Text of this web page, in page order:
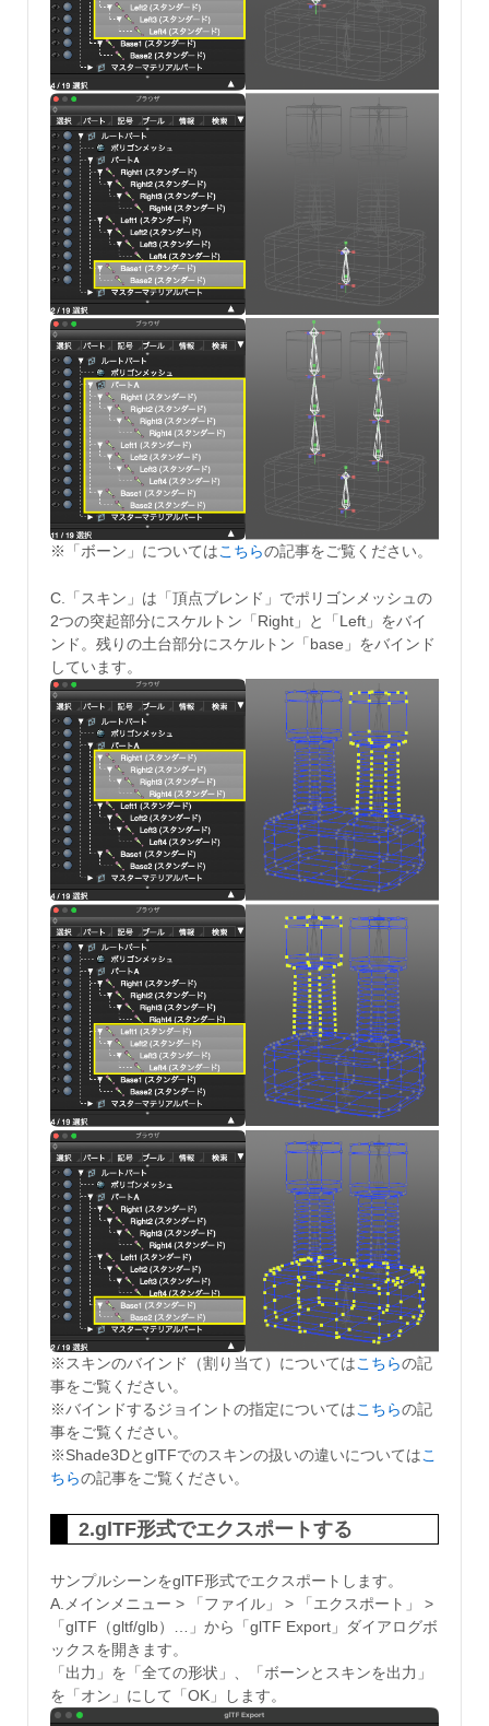
※「ボーン」についてはこちらの記事をご覧ください。
C.「スキン」は「頂点ブレンド」でポリゴンメッシュの
2つの突起部分にスケルトン「Right」と「Left」をバイ
ンド。残りの土台部分にスケルトン「base」をバインド
しています。
※スキンのバインド（割り当て）についてはこちらの記
事をご覧ください。
※バインドするジョイントの指定についてはこちらの記
事をご覧ください。
※Shade3DとglTFでのスキンの扱いの違いについてはこ
ちらの記事をご覧ください。
2.glTF形式でエクスポートする
サンプルシーンをglTF形式でエクスポートします。
A.メインメニュー > 「ファイル」 > 「エクスポート」 >
「glTF（gltf/glb）…」から「glTF Export」ダイアログボ
ックスを開きます。
「出力」を「全ての形状」、「ボーンとスキンを出力」
を「オン」にして「OK」します。